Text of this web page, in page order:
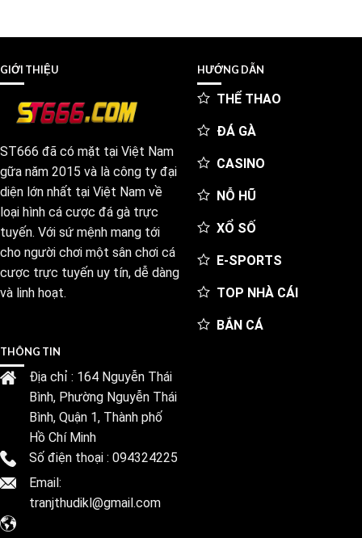
GIỚI THIỆU
ST666 đã có mặt tại Việt Nam
gữa năm 2015 và là công ty đại
diện lớn nhất tại Việt Nam về
loại hình cá cược đá gà trực
tuyến. Với sứ mệnh mang tới
cho người chơi một sân chơi cá
cược trực tuyến uy tín, dễ dàng
và linh hoạt.
HƯỚNG DẪN
THỂ THAO
ĐÁ GÀ
CASINO
NỖ HŨ
XỔ SỐ
E-SPORTS
TOP NHÀ CÁI
BẮN CÁ
THÔNG TIN
Địa chỉ : 164 Nguyễn Thái
Bình, Phường Nguyễn Thái
Bình, Quận 1, Thành phố
Hồ Chí Minh
Số điện thoại : 094324225
Email:
tranjthudikl@gmail.com